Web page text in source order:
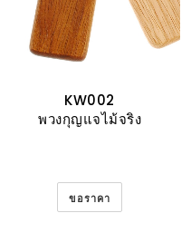
KW002
พวงกุญแจไม้จริง
ขอราคา